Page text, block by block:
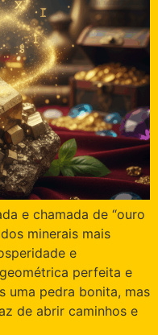
e chamada de “ouro
minerais mais
e
perfeita e
uma pedra bonita, mas
de abrir caminhos e